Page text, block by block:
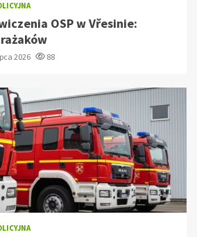
OSP w Vřesinie:
2026 88